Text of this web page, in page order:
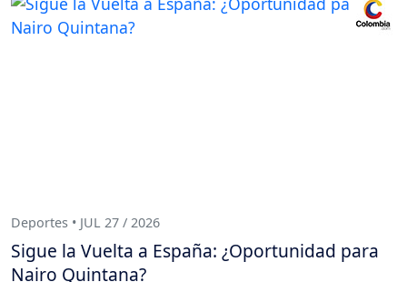
Deportes • JUL 27 / 2026
Sigue la Vuelta a España: ¿Oportunidad para
Nairo Quintana?